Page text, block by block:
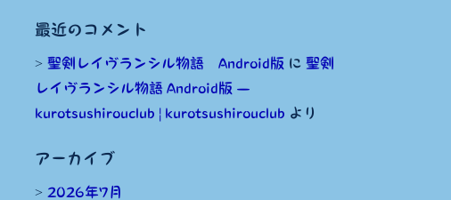
最近のコメント
聖剣レイヴランシル物語 Android版 に 聖剣
レイヴランシル物語 Android版 —
kurotsushirouclub | kurotsushirouclub より
アーカイブ
2026年7月